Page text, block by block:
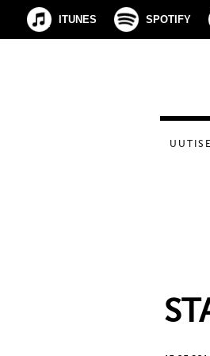
ITUNES SPOTIFY